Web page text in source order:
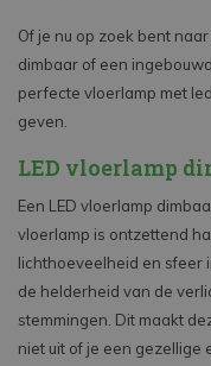
Of je nu op zoek bent
dimbaar of een
perfecte vloerlamp met
geven.
LED vloerlamp
Een LED vloerlamp
vloerlamp is ontzettend
lichthoeveelheid en sfeer
de helderheid van de
stemmingen. Dit maakt
niet uit of je een